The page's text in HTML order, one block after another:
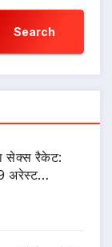
Search
सेक्स रैकेट:
अरेस्ट…